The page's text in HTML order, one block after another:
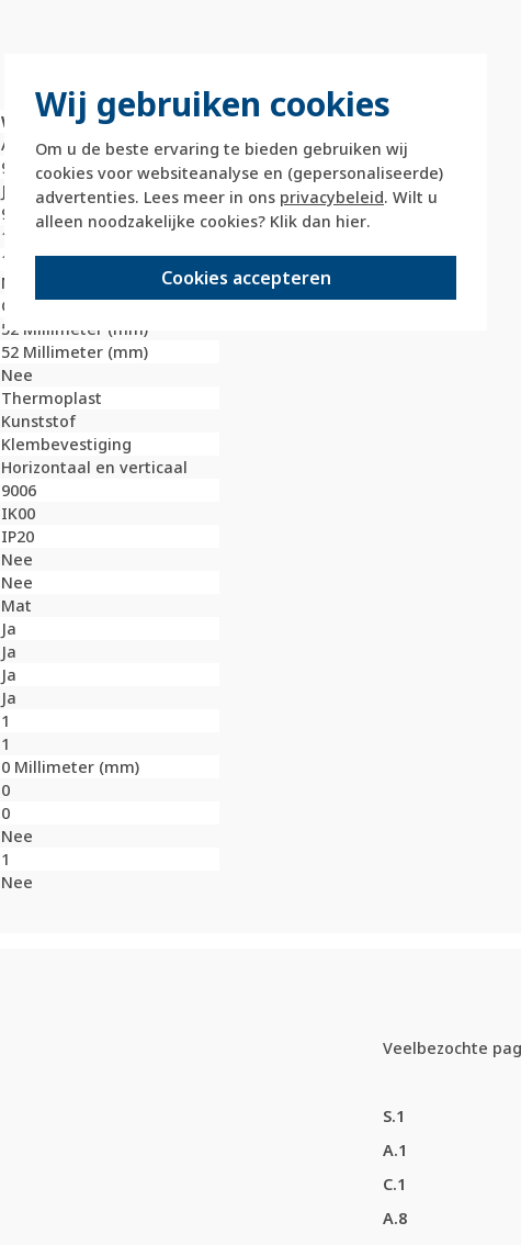
Wij gebruiken cookies
Om u de beste ervaring te bieden gebruiken wij
cookies voor websiteanalyse en (gepersonaliseerde)
advertenties. Lees meer in ons privacybeleid. Wilt u
alleen noodzakelijke cookies? Klik dan hier.
Cookies accepteren
Waarde
Aluminium
95,2 Millimeter (mm)
Ja
95,2 Millimeter (mm)
10,1 Millimeter (mm)
1
Nee
Gelakt
52 Millimeter (mm)
52 Millimeter (mm)
Nee
Thermoplast
Kunststof
Klembevestiging
Horizontaal en verticaal
9006
IK00
IP20
Nee
Nee
Mat
Ja
Ja
Ja
Ja
1
1
0 Millimeter (mm)
0
0
Nee
1
Nee
Veelbezochte
S.1
A.1
C.1
A.8